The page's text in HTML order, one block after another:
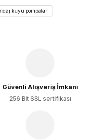
kuyu pompaları
Güvenli Alışveriş İmkanı
256 Bit SSL sertifikası